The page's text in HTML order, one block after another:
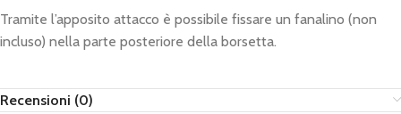
Tramite l’apposito attacco è possibile fissare un fanalino (non
incluso) nella parte posteriore della borsetta.
Recensioni (0)